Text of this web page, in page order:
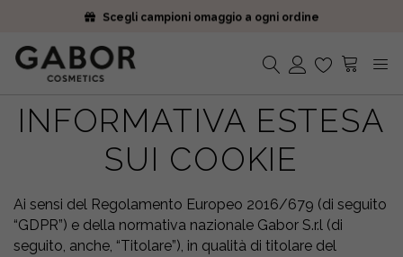
Scegli campioni omaggio a ogni ordine
Ricevi i tuoi ordini in 2-5 giorni
Scegli campioni omaggio a ogni ordine
Ricevi i tuoi ordini in 2-5 giorni
Nessun prodotto nel carrello.
INFORMATIVA ESTESA
SUI COOKIE
Ai sensi del Regolamento Europeo 2016/679 (di seguito
“GDPR”) e della normativa nazionale Gabor S.r.l (di
seguito, anche, “Titolare”), in qualità di titolare del